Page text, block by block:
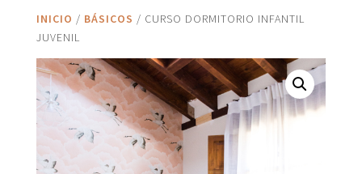
INICIO / BÁSICOS / CURSO DORMITORIO INFANTIL
JUVENIL